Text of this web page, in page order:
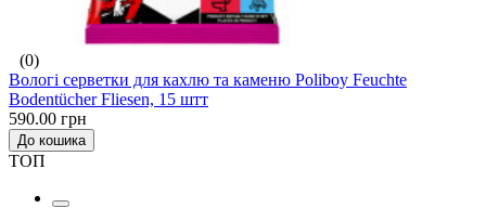
(0)
Вологі серветки для кахлю та каменю Poliboy Feuchte
Bodentücher Fliesen, 15 штт
590.00 грн
До кошика
ТОП